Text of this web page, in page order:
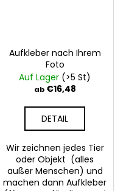
Aufkleber nach Ihrem
Foto
Auf Lager (>5 St)
ab€16,48
DETAIL
Wir zeichnen jedes Tier
oder Objekt (alles
außer Menschen) und
machen dann Aufkleber